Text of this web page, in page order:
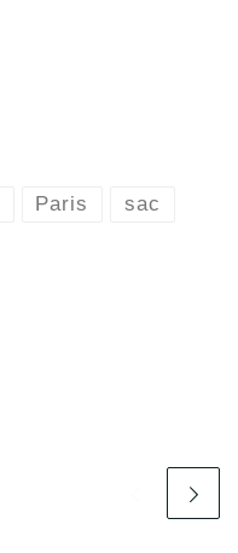
Paris sac